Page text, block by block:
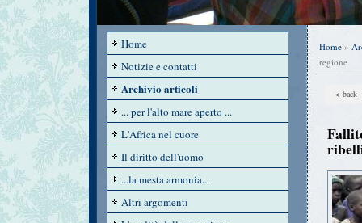
Home »
regione
< back
Home
Notizie e contatti
Archivio articoli
... per l'alto mare aperto ...
L'Africa nel cuore
Il diritto dell'uomo
...la mesta armonia...
Altri argomenti